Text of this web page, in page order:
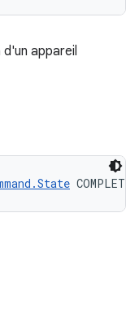
appareil
COMPLETED